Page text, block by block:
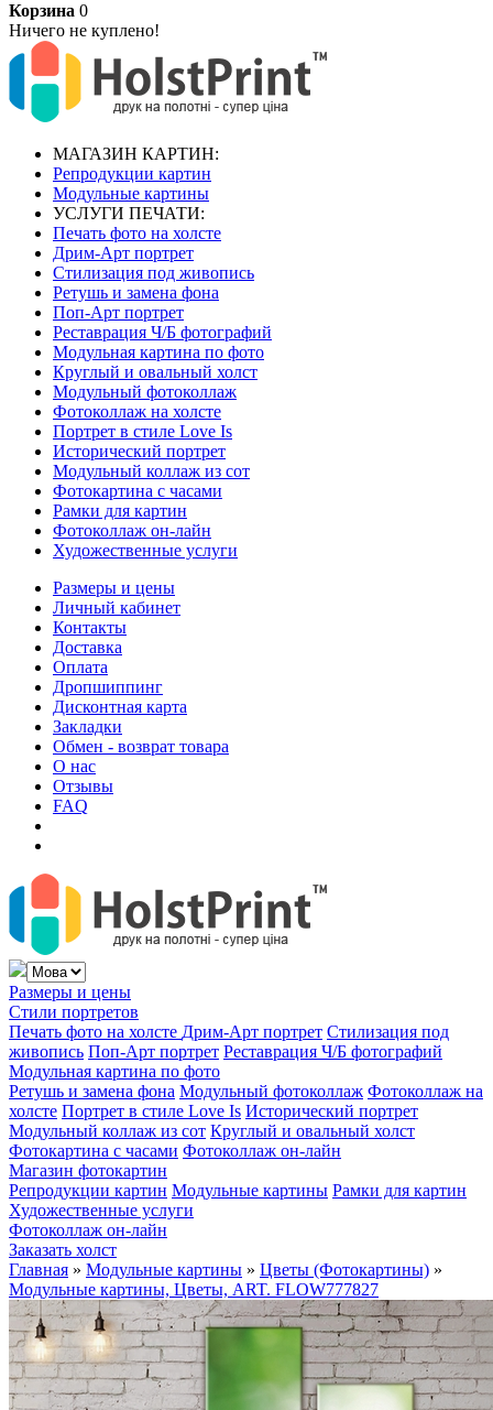
Корзина 0
Ничего не куплено!
МАГАЗИН КАРТИН:
Репродукции картин
Модульные картины
УСЛУГИ ПЕЧАТИ:
Печать фото на холсте
Дрим-Арт портрет
Стилизация под живопись
Ретушь и замена фона
Поп-Арт портрет
Реставрация Ч/Б фотографий
Модульная картина по фото
Круглый и овальный холст
Модульный фотоколлаж
Фотоколлаж на холсте
Портрет в стиле Love Is
Исторический портрет
Модульный коллаж из сот
Фотокартина с часами
Рамки для картин
Фотоколлаж он-лайн
Художественные услуги
Размеры и цены
Личный кабинет
Контакты
Доставка
Оплата
Дропшиппинг
Дисконтная карта
Закладки
Обмен - возврат товара
О нас
Отзывы
FAQ
Размеры и цены
Стили портретов
Печать фото на холсте Дрим-Арт портрет Стилизация под
живопись Поп-Арт портрет Реставрация Ч/Б фотографий
Модульная картина по фото
Ретушь и замена фона Модульный фотоколлаж Фотоколлаж на
холсте Портрет в стиле Love Is Исторический портрет
Модульный коллаж из сот Круглый и овальный холст
Фотокартина с часами Фотоколлаж он-лайн
Магазин фотокартин
Репродукции картин Модульные картины Рамки для картин
Художественные услуги
Фотоколлаж он-лайн
Заказать холст
Главная » Модульные картины » Цветы (Фотокартины) »
Модульные картины, Цветы, ART. FLOW777827